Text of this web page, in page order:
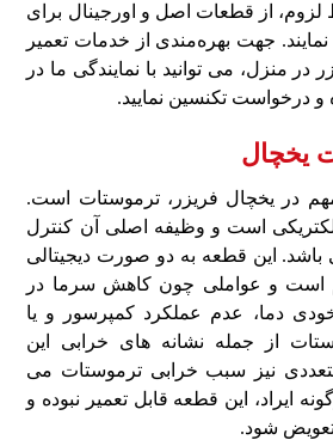
لزوم، از قطعات اصل و اورجینال برای
جهت بهره‌مندی از خدمات تعمیر
منزل، می‌ توانید با نمایندگی ما در
درخواست تکنسین نمایید.
یخچال
در یخچال فریزر، ترموستات است.
است و وظیفه اصلی آن کنترل
این قطعه به دو صورت دیجیتالی
است و عواملی چون کاهش سرما در
دما، عدم عملکرد کمپرسور و یا
از جمله نشانه‌ های خرابی این
نیز سبب خرابی ترموستات می
ایراد، این قطعه قابل تعمیر نبوده و
تعویض شود.